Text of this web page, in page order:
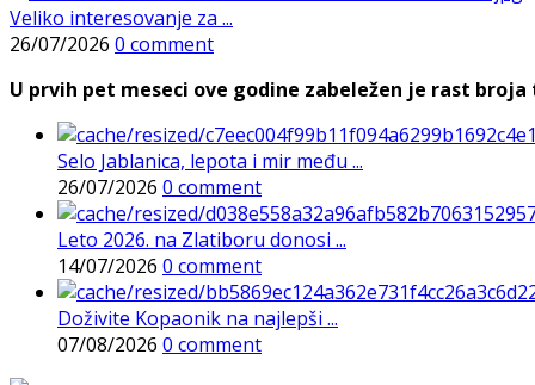
Veliko interesovanje za ...
26/07/2026 0 comment
U prvih pet meseci ove godine zabeležen je rast
Selo Jablanica, lepota i mir među ...
26/07/2026 0 comment
Leto 2026. na Zlatiboru donosi ...
14/07/2026 0 comment
Doživite Kopaonik na najlepši ...
07/08/2026 0 comment